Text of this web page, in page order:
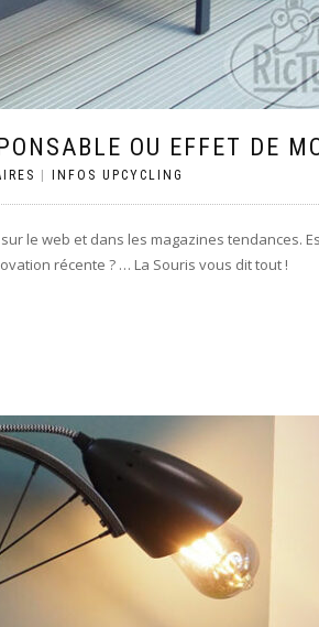
OU EFFET DE
INFOS UPCYCLING
le web et dans les magazines tendances.
récente ? … La Souris vous dit tout !